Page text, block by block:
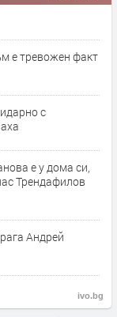
е тревожен факт
с
е у дома си,
Трендафилов
Андрей
ivo.bg